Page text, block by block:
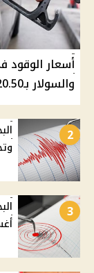
والسولار بـ20.50 جنيه
2
3